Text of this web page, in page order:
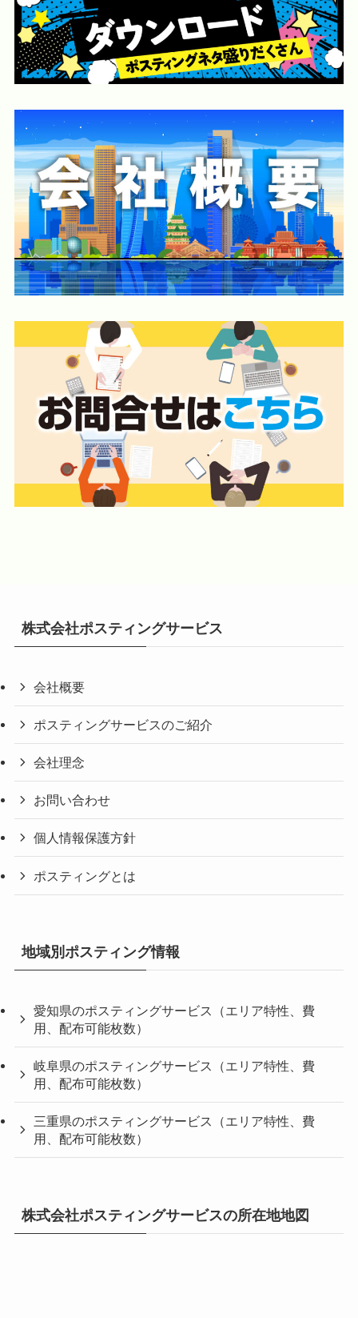
株式会社ポスティングサービス
会社概要
ポスティングサービスのご紹介
会社理念
お問い合わせ
個人情報保護方針
ポスティングとは
地域別ポスティング情報
愛知県のポスティングサービス（エリア特性、費
用、配布可能枚数）
岐阜県のポスティングサービス（エリア特性、費
用、配布可能枚数）
三重県のポスティングサービス（エリア特性、費
用、配布可能枚数）
株式会社ポスティングサービスの所在地地図